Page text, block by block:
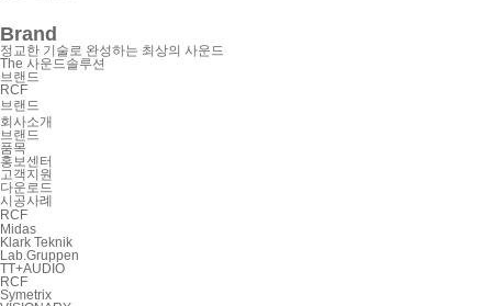
Brand
정교한 기술로 완성하는 최상의 사운드
The 사운드솔루션
브랜드
RCF
브랜드
회사소개
브랜드
품목
홍보센터
고객지원
다운로드
시공사례
RCF
Midas
Klark Teknik
Lab.Gruppen
TT+AUDIO
RCF
Symetrix